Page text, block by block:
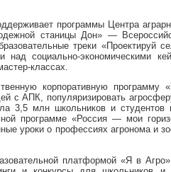
программы Центра
станицы Дон» —
треки «Проектируй
социально-экономическими
классах.
корпоративную
с АПК, популяризировать
3,5 млн школьников и
программе «Россия — мои
уроки о профессиях агронома и
платформой «Я в